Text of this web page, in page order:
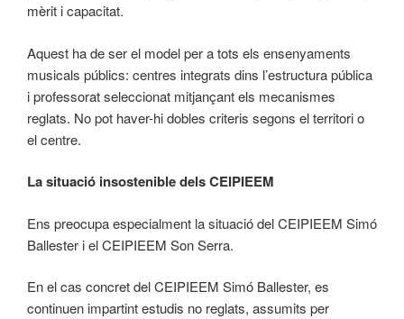
mèrit i capacitat.
Aquest ha de ser el model per a tots els ensenyaments
musicals públics: centres integrats dins l’estructura pública
i professorat seleccionat mitjançant els mecanismes
reglats. No pot haver-hi dobles criteris segons el territori o
el centre.
La situació insostenible dels CEIPIEEM
Ens preocupa especialment la situació del CEIPIEEM Simó
Ballester i el CEIPIEEM Son Serra.
En el cas concret del CEIPIEEM Simó Ballester, es
continuen impartint estudis no reglats, assumits per